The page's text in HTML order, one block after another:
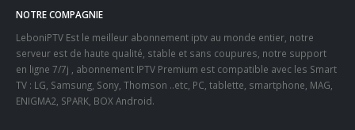
NOTRE COMPAGNIE
LeboniPTV Est le meilleur abonnement iptv au monde entier, notre
serveur est de haute qualité, stable et sans coupures, notre support
en ligne 7/7j , abonnement IPTV Premium est compatible avec les Smart
TV : LG, Samsung, Sony, Thomson ..etc, PC, tablette, smartphone, MAG,
ENIGMA2, SPARK, BOX Android.